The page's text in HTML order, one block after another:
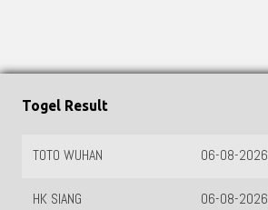
Togel Result
TOTO WUHAN 06-08-2026
HK SIANG 06-08-2026